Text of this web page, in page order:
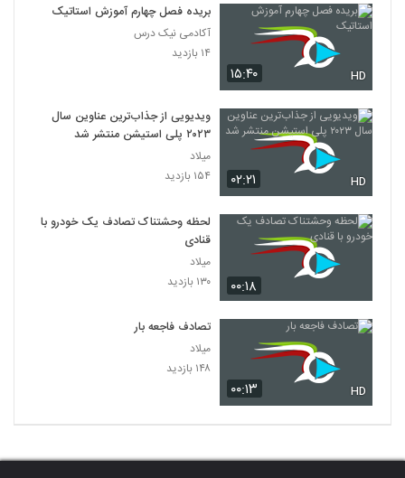
۱۵:۴۰ HD
بریده فصل چهارم آموزش استاتیک
آکادمی نیک درس
۱۴ بازدید
۰۲:۲۱ HD
ویدیویی از جذاب‌ترین عناوین سال
۲۰۲۳ پلی استیشن منتشر شد
میلاد
۱۵۴ بازدید
۰۰:۱۸
لحظه وحشتناک تصادف یک خودرو با
قنادی
میلاد
۱۳۰ بازدید
۰۰:۱۳ HD
تصادف فاجعه بار
میلاد
۱۴۸ بازدید